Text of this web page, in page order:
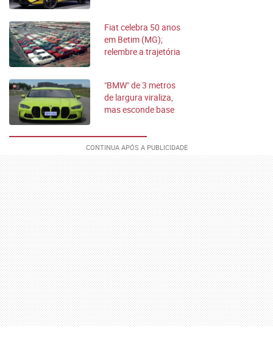
Fiat celebra 50 anos
em Betim (MG);
relembre a trajetória
"BMW" de 3 metros
de largura viraliza,
mas esconde base